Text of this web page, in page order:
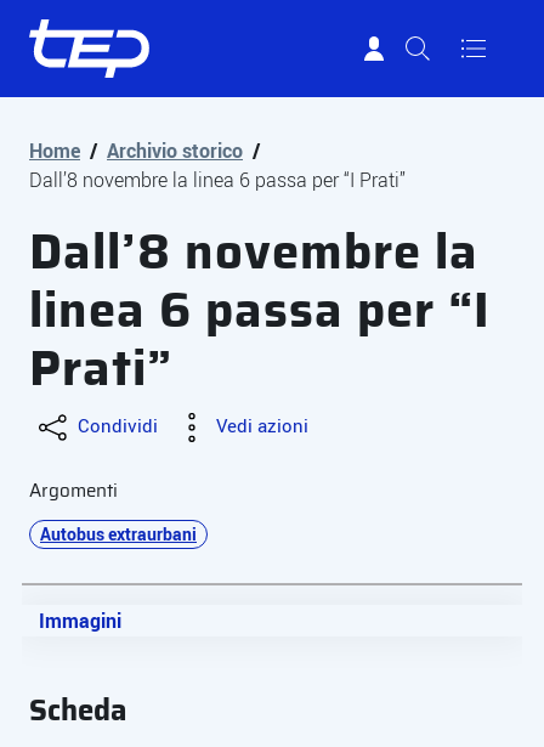
Tep - Trasporti pubblici Parma
Home / Archivio storico /
Dall’8 novembre la linea 6 passa per “I Prati”
Dall’8 novembre la
linea 6 passa per “I
Prati”
Condividi Vedi azioni
Argomenti
Autobus extraurbani
Scheda
Immagini